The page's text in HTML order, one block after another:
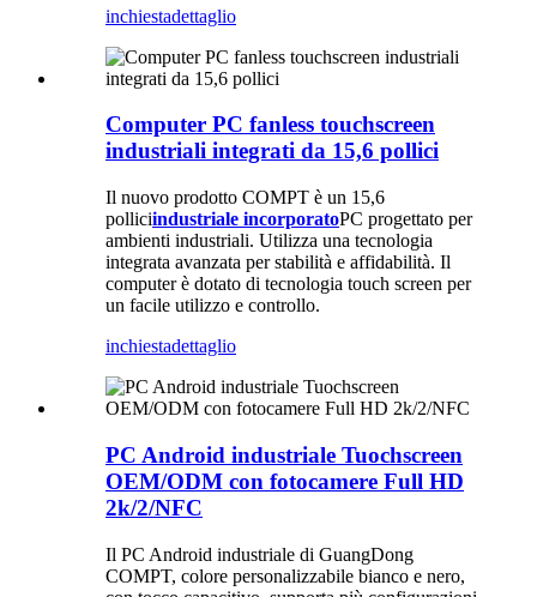
inchiestadettaglio
Computer PC fanless touchscreen
industriali integrati da 15,6 pollici
Il nuovo prodotto COMPT è un 15,6
polliciindustriale incorporatoPC progettato per
ambienti industriali. Utilizza una tecnologia
integrata avanzata per stabilità e affidabilità. Il
computer è dotato di tecnologia touch screen per
un facile utilizzo e controllo.
inchiestadettaglio
PC Android industriale Tuochscreen
OEM/ODM con fotocamere Full HD
2k/2/NFC
Il PC Android industriale di GuangDong
COMPT, colore personalizzabile bianco e nero,